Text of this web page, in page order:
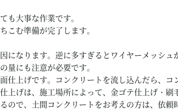
も大事な作業です。
こむ準備が完了します。
になります。逆に多すぎるとワイヤーメッシ
量にも注意が必要です。
仕上げです。コンクリートを流し込んだら、コ
上げは、施工場所によって、金ゴテ仕上げ・
ので、土間コンクリートをお考えの方は、依頼